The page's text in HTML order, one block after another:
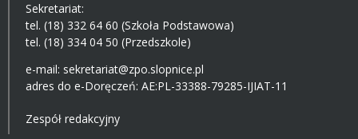
Sekretariat:
tel. (18) 332 64 60 (Szkoła Podstawowa)
tel. (18) 334 04 50 (Przedszkole)
e-mail: sekretariat@zpo.slopnice.pl
adres do e-Doręczeń: AE:PL-33388-79285-IJIAT-11
Zespół redakcyjny